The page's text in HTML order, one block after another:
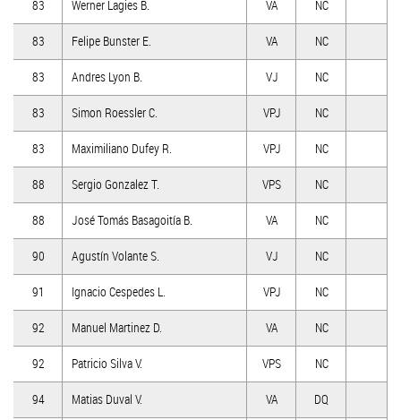
83 Werner Lagies B. VA NC
83 Felipe Bunster E. VA NC
83 Andres Lyon B. VJ NC
83 Simon Roessler C. VPJ NC
83 Maximiliano Dufey R. VPJ NC
88 Sergio Gonzalez T. VPS NC
88 José Tomás Basagoitía B. VA NC
90 Agustín Volante S. VJ NC
91 Ignacio Cespedes L. VPJ NC
92 Manuel Martinez D. VA NC
92 Patricio Silva V. VPS NC
94 Matias Duval V. VA DQ